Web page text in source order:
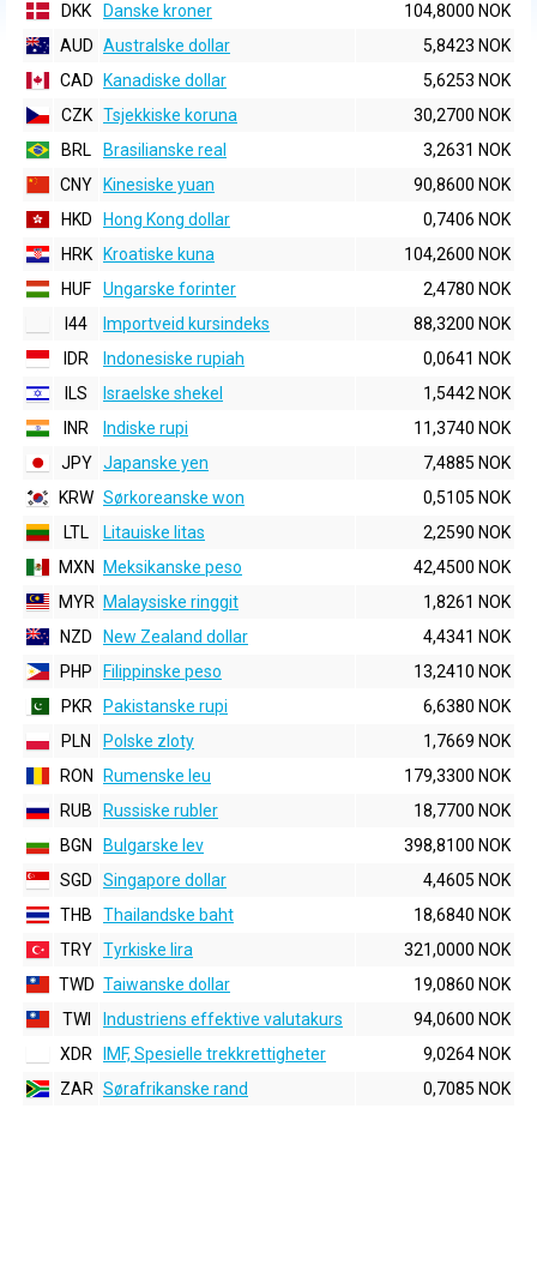
DKK
Danske kroner
104,8000 NOK
AUD Australske dollar
5,8423 NOK
CAD
Kanadiske dollar
5,6253 NOK
CZK Tsjekkiske koruna
30,2700 NOK
BRL
Brasilianske real
3,2631 NOK
CNY
Kinesiske yuan
90,8600 NOK
HKD
Hong Kong dollar
0,7406 NOK
HRK
Kroatiske kuna
104,2600 NOK
HUF
Ungarske forinter
2,4780 NOK
I44
Importveid kursindeks
88,3200 NOK
IDR
Indonesiske rupiah
0,0641 NOK
ILS
Israelske shekel
1,5442 NOK
INR
Indiske rupi
11,3740 NOK
JPY Japanske yen
7,4885 NOK
KRW Sørkoreanske won
0,5105 NOK
LTL
Litauiske litas
2,2590 NOK
MXN
Meksikanske peso
42,4500 NOK
MYR
Malaysiske ringgit
1,8261 NOK
NZD
New Zealand dollar
4,4341 NOK
PHP
Filippinske peso
13,2410 NOK
PKR
Pakistanske rupi
6,6380 NOK
PLN
Polske zloty
1,7669 NOK
RON
Rumenske leu
179,3300 NOK
RUB
Russiske rubler
18,7700 NOK
BGN
Bulgarske lev
398,8100 NOK
SGD
Singapore dollar
4,4605 NOK
THB
Thailandske baht
18,6840 NOK
TRY Tyrkiske lira
321,0000 NOK
TWD Taiwanske dollar
19,0860 NOK
TWI
Industriens effektive valutakurs
94,0600 NOK
XDR
IMF, Spesielle trekkrettigheter
9,0264 NOK
ZAR Sørafrikanske rand 0,7085 NOK